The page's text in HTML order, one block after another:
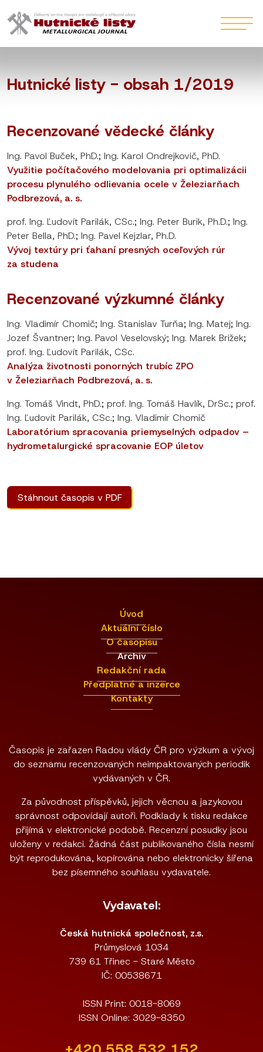
Hutnické listy - obsah 1/2019
Recenzované vědecké články
Ing. Pavol Buček, PhD.; Ing. Karol Ondrejkovič, PhD.
Využitie počítačového modelovania pri optimalizácii
procesu plynulého odlievania ocele v Železiarňach
Podbrezová, a. s.
prof. Ing. Ľudovít Parilák, CSc.; Ing. Peter Burik, Ph.D.; Ing.
Peter Bella, PhD.; Ing. Pavel Kejzlar, Ph.D.
Vývoj textúry pri ťahaní presných oceľových rúr
za studena
Recenzované výzkumné články
Ing. Vladimír Chomič; Ing. Stanislav Turňa; Ing. Matej; Ing.
Jozef Švantner; Ing. Pavol Veselovský; Ing. Marek Brižek;
prof. Ing. Ľudovít Parilák, CSc.
Analýza životnosti ponorných trubíc ZPO
v Železiarňach Podbrezová, a. s.
Ing. Tomáš Vindt, PhD.; prof. Ing. Tomáš Havlík, DrSc.; prof.
Ing. Ľudovít Parilák, CSc.; Ing. Vladimír Chomič
Laboratórium spracovania priemyselných odpadov –
hydrometalurgické spracovanie EOP úletov
Stáhnout časopis v PDF
Úvod
Aktuální číslo
O časopisu
Archiv
Redakční rada
Předplatné a inzerce
Kontakty
Časopis je zařazen Radou vlády ČR pro výzkum a vývoj
do seznamu recenzovaných neimpaktovaných periodik
vydávaných v ČR.
Za původnost příspěvků, jejich věcnou a jazykovou
správnost odpovídají autoři. Podklady k tisku redakce
přijímá v elektronické podobě. Recenzní posudky jsou
uloženy v redakci. Žádná část publikovaného čísla nesmí
být reprodukována, kopírována nebo elektronicky šířena
bez písemného souhlasu vydavatele.
Vydavatel:
Česká hutnická společnost, z.s.
Průmyslová 1034
739 61 Třinec - Staré Město
IČ: 00538671
ISSN Print: 0018-8069
ISSN Online: 3029-8350